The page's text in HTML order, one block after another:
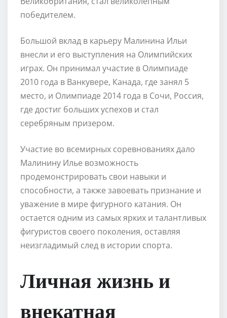
победителем.
Большой вклад в карьеру Малинина Ильи
внесли и его выступления на Олимпийских
играх. Он принимал участие в Олимпиаде
2010 года в Ванкувере, Канада, где занял 5
место, и Олимпиаде 2014 года в Сочи, Россия,
где достиг больших успехов и стал
серебряным призером.
Участие во всемирных соревнованиях дало
Малинину Илье возможность
продемонстрировать свои навыки и
способности, а также завоевать признание и
уважение в мире фигурного катания. Он
остается одним из самых ярких и талантливых
фигуристов своего поколения, оставляя
неизгладимый след в истории спорта.
Личная жизнь и
внекатная